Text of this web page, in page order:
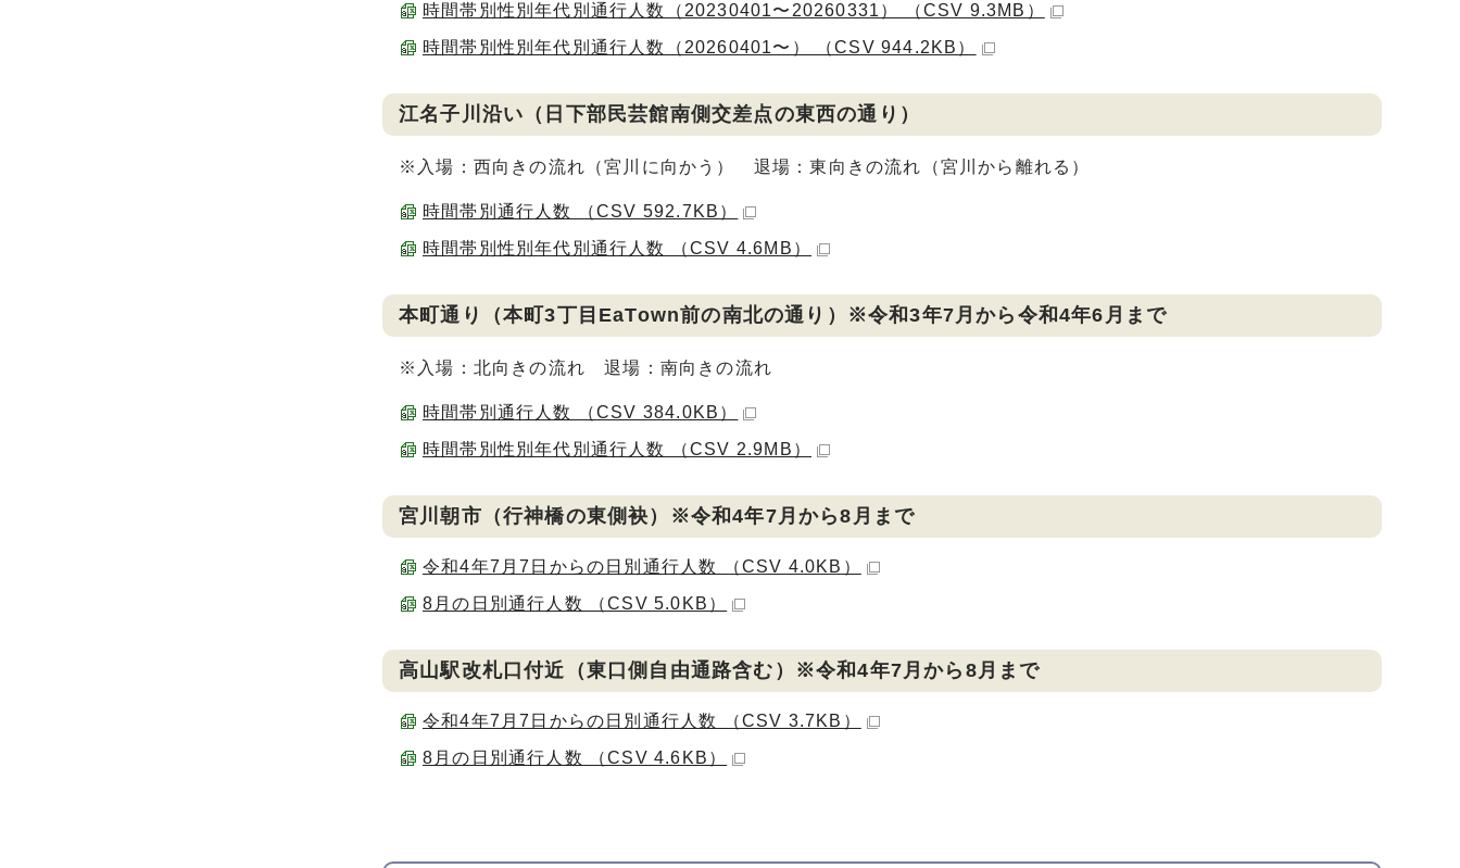
時間帯別性別年代別通行人数（20230401〜20260331） （CSV 9.3MB）
時間帯別性別年代別通行人数（20260401〜） （CSV 944.2KB）
江名子川沿い（日下部民芸館南側交差点の東西の通り）
※入場：西向きの流れ（宮川に向かう） 退場：東向きの流れ（宮川から離れる）
時間帯別通行人数 （CSV 592.7KB）
時間帯別性別年代別通行人数 （CSV 4.6MB）
本町通り（本町3丁目EaTown前の南北の通り）※令和3年7月から令和4年6月まで
※入場：北向きの流れ 退場：南向きの流れ
時間帯別通行人数 （CSV 384.0KB）
時間帯別性別年代別通行人数 （CSV 2.9MB）
宮川朝市（行神橋の東側袂）※令和4年7月から8月まで
令和4年7月7日からの日別通行人数 （CSV 4.0KB）
8月の日別通行人数 （CSV 5.0KB）
高山駅改札口付近（東口側自由通路含む）※令和4年7月から8月まで
令和4年7月7日からの日別通行人数 （CSV 3.7KB）
8月の日別通行人数 （CSV 4.6KB）